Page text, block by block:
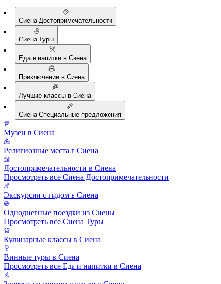
Сиена Достопримечательности
Сиена Туры
Еда и напитки в Сиена
Приключение в Сиена
Лучшие классы в Сиена
Сиена Специальные предложения
Музеи в Сиена
Религиозные места в Сиена
Достопримечательности в Сиена
Просмотреть все Сиена Достопримечательности
Экскурсии с гидом в Сиена
Однодневные поездки из Сиены
Просмотреть все Сиена Туры
Кулинарные классы в Сиена
Винные туры в Сиена
Просмотреть все Еда и напитки в Сиена